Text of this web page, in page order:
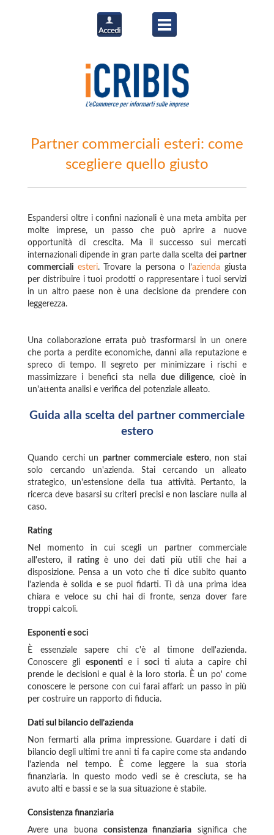
Partner commerciali esteri: come
scegliere quello giusto
Espandersi oltre i confini nazionali è una meta ambita per
molte imprese, un passo che può aprire a nuove
opportunità di crescita. Ma il successo sui mercati
internazionali dipende in gran parte dalla scelta dei partner
commerciali esteri. Trovare la persona o l’azienda giusta
per distribuire i tuoi prodotti o rappresentare i tuoi servizi
in un altro paese non è una decisione da prendere con
leggerezza.
Una collaborazione errata può trasformarsi in un onere
che porta a perdite economiche, danni alla reputazione e
spreco di tempo. Il segreto per minimizzare i rischi e
massimizzare i benefici sta nella due diligence, cioè in
un'attenta analisi e verifica del potenziale alleato.
Guida alla scelta del partner commerciale
estero
Quando cerchi unpartner commerciale estero, non stai
solo cercando un'azienda. Stai cercando un alleato
strategico, un'estensione della tua attività. Pertanto, la
ricerca deve basarsi su criteri precisi e non lasciare nulla al
caso.
Rating
Nel momento in cui scegli un partner commerciale
all'estero, il ratingè uno dei dati più utili che hai a
disposizione. Pensa a un voto che ti dice subito quanto
l'azienda è solida e se puoi fidarti. Ti dà una prima idea
chiara e veloce su chi hai di fronte, senza dover fare
troppi calcoli.
Esponenti e soci
È essenziale sapere chi c'è al timone dell'azienda.
Conoscere gli esponenti e i soci ti aiuta a capire chi
prende le decisioni e qual è la loro storia. È un po' come
conoscere le persone con cui farai affari: un passo in più
per costruire un rapporto di fiducia.
Dati sul bilancio dell’azienda
Non fermarti alla prima impressione. Guardare i dati di
bilancio degli ultimi tre anni ti fa capire come sta andando
l'azienda nel tempo. È come leggere la sua storia
finanziaria. In questo modo vedi se è cresciuta, se ha
avuto alti e bassi e se la sua situazione è stabile.
Consistenza finanziaria
Avere una buona consistenza finanziaria significa che